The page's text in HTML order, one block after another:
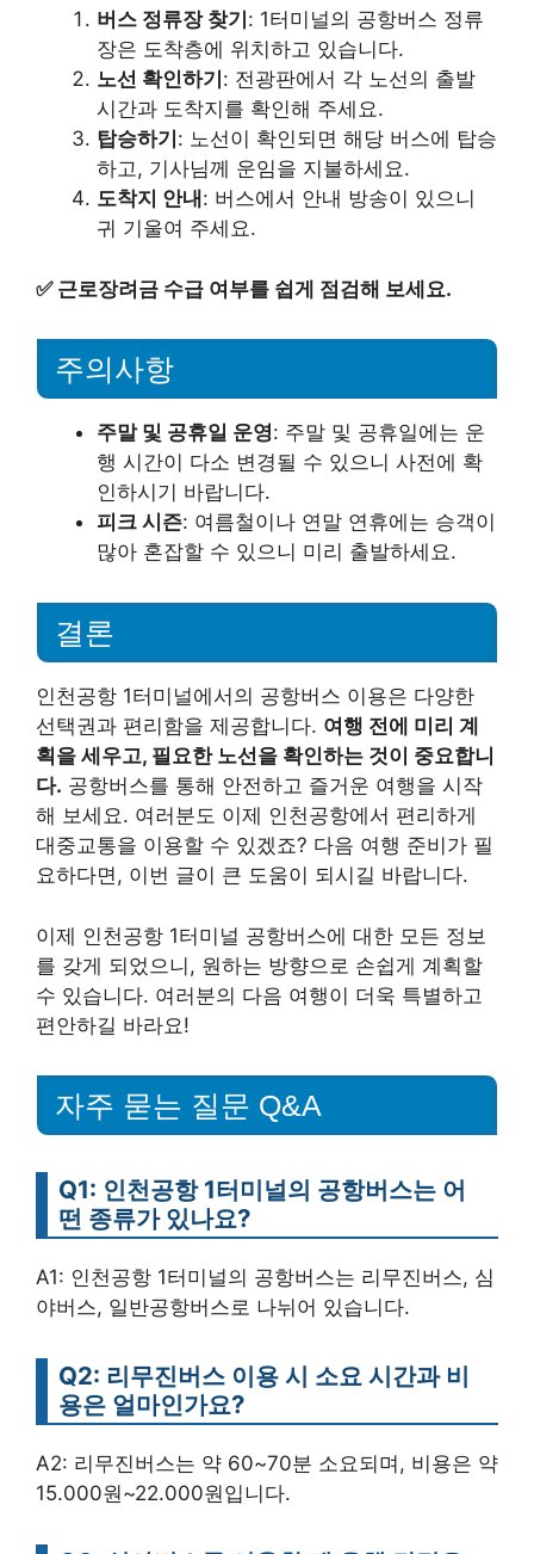
버스 정류장 찾기 : 1터미널의 공항버스 정류
장은 도착층에 위치하고 있습니다.
노선 확인하기 : 전광판에서 각 노선의 출발
시간과 도착지를 확인해 주세요.
탑승하기 : 노선이 확인되면 해당 버스에 탑승
하고, 기사님께 운임을 지불하세요.
도착지 안내 : 버스에서 안내 방송이 있으니
귀 기울여 주세요.
✅ 근로장려금 수급 여부를 쉽게 점검해 보세요.
주의사항
주말 및 공휴일 운영: 주말 및 공휴일에는 운
행 시간이 다소 변경될 수 있으니 사전에 확
인하시기 바랍니다.
피크 시즌: 여름철이나 연말 연휴에는 승객이
많아 혼잡할 수 있으니 미리 출발하세요.
결론
인천공항 1터미널에서의 공항버스 이용은 다양한
선택권과 편리함을 제공합니다. 여행 전에 미리 계
획을 세우고, 필요한 노선을 확인하는 것이 중요합니
다. 공항버스를 통해 안전하고 즐거운 여행을 시작
해 보세요. 여러분도 이제 인천공항에서 편리하게
대중교통을 이용할 수 있겠죠? 다음 여행 준비가 필
요하다면, 이번 글이 큰 도움이 되시길 바랍니다.
이제 인천공항 1터미널 공항버스에 대한 모든 정보
를 갖게 되었으니, 원하는 방향으로 손쉽게 계획할
수 있습니다. 여러분의 다음 여행이 더욱 특별하고
편안하길 바라요!
자주 묻는 질문 Q&A
Q1: 인천공항 1터미널의 공항버스는 어
떤 종류가 있나요?
A1: 인천공항 1터미널의 공항버스는 리무진버스, 심
야버스, 일반공항버스로 나뉘어 있습니다.
Q2: 리무진버스 이용 시 소요 시간과 비
용은 얼마인가요?
A2: 리무진버스는 약 60~70분 소요되며, 비용은 약
15.000원~22.000원입니다.